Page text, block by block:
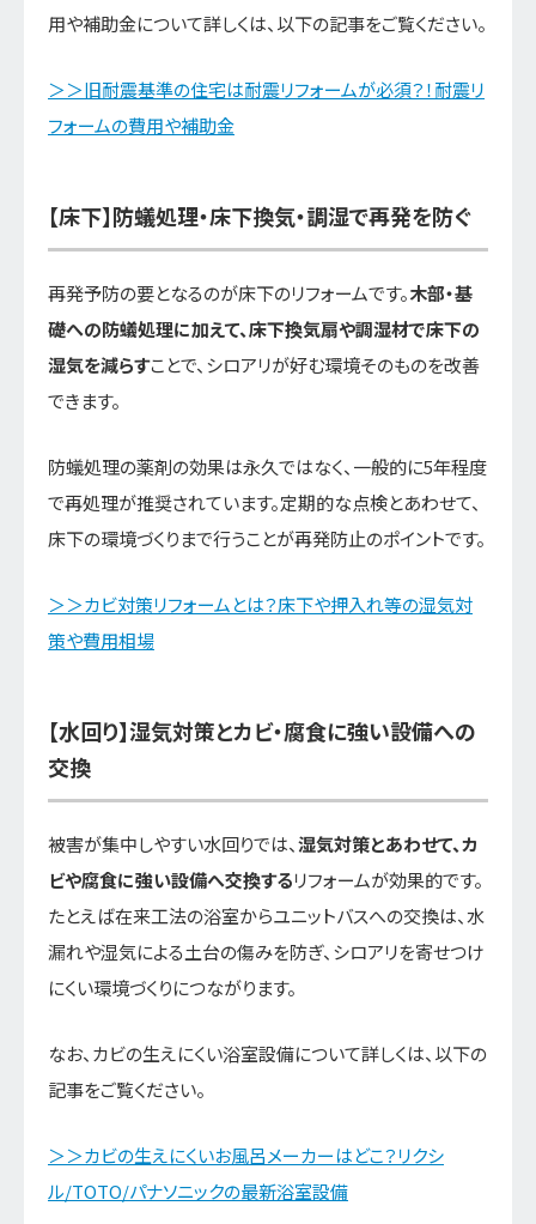
用や補助金について詳しくは、以下の記事をご覧ください。
＞＞旧耐震基準の住宅は耐震リフォームが必須？！耐震リ
フォームの費用や補助金
【床下】防蟻処理・床下換気・調湿で再発を防ぐ
再発予防の要となるのが床下のリフォームです。木部・基
礎への防蟻処理に加えて、床下換気扇や調湿材で床下の
湿気を減らすことで、シロアリが好む環境そのものを改善
できます。
防蟻処理の薬剤の効果は永久ではなく、一般的に5年程度
で再処理が推奨されています。定期的な点検とあわせて、
床下の環境づくりまで行うことが再発防止のポイントです。
＞＞カビ対策リフォームとは？床下や押入れ等の湿気対
策や費用相場
【水回り】湿気対策とカビ・腐食に強い設備への
交換
被害が集中しやすい水回りでは、湿気対策とあわせて、カ
ビや腐食に強い設備へ交換するリフォームが効果的です。
たとえば在来工法の浴室からユニットバスへの交換は、水
漏れや湿気による土台の傷みを防ぎ、シロアリを寄せつけ
にくい環境づくりにつながります。
なお、カビの生えにくい浴室設備について詳しくは、以下の
記事をご覧ください。
＞＞カビの生えにくいお風呂メーカーはどこ？リクシ
ル/TOTO/パナソニックの最新浴室設備